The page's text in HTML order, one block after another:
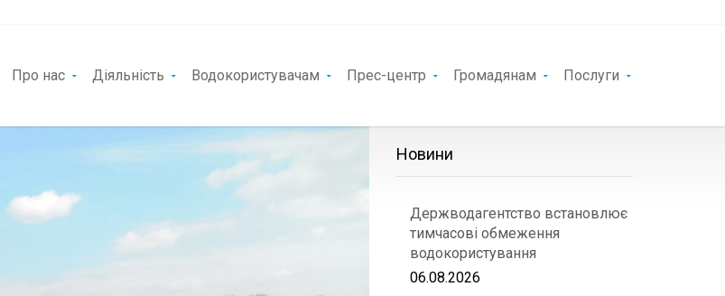
Про нас Діяльність Водокористувачам Прес-центр Громадянам Послуги
Новини
Держводагентство встановлює
тимчасові обмеження
водокористування
06.08.2026